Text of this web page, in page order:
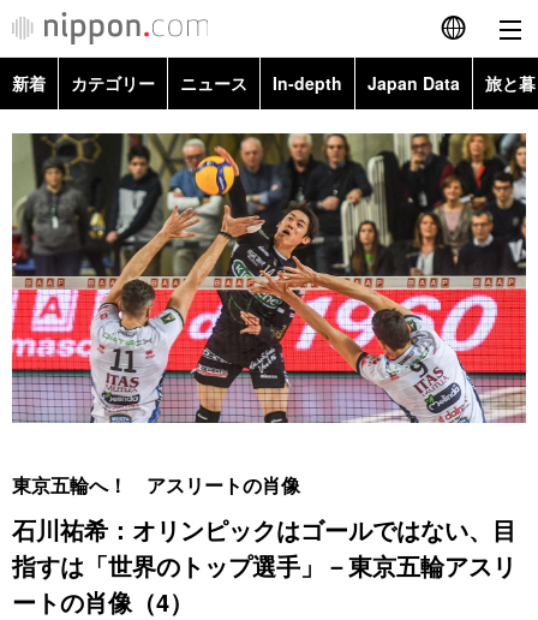
English
简体字
繁體字
Français
Español
العربية
カテゴリー
政治・外交
経済・ビジネス
社会
文化
ニュース
トップ
In-depth
旅と暮らし
動画/Live
新着 カテゴリー ニュース In-depth Japan Data 旅と
政治・外交
経済・ビジネス
国際・海外
社会
文化
スポーツ・東京2020
Topics
Images
People
東京
お知らせ
東京五輪へ！ アスリートの肖像
石川祐希：オリンピックはゴールではない、目
指すは「世界のトップ選手」－東京五輪アスリ
ートの肖像（4）